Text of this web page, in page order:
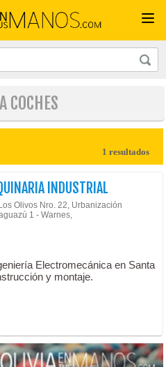
COCHES
1 resultados
INDUSTRIAL
Olivos Nro. 22, Urbanización
1 - Warnes,
Electromecánica en Santa
y montaje.